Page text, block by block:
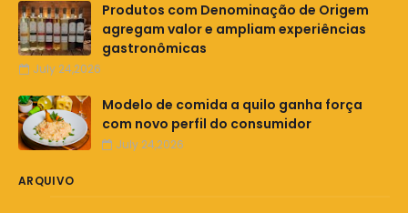
Produtos com Denominação de Origem
agregam valor e ampliam experiências
gastronômicas
July 24,2026
Modelo de comida a quilo ganha força
com novo perfil do consumidor
July 24,2026
ARQUIVO